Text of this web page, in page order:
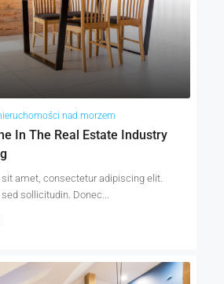
nad morzem
In The Real Estate Industry
amet, consectetur adipiscing elit.
sollicitudin. Donec...